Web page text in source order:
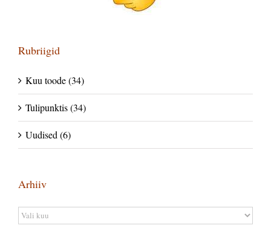
Rubriigid
Kuu toode (34)
Tulipunktis (34)
Uudised (6)
Arhiiv
Arhiiv